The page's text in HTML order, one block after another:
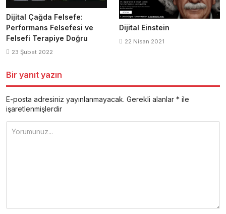
Dijital Çağda Felsefe:
Performans Felsefesi ve
Felsefi Terapiye Doğru
23 Şubat 2022
Dijital Einstein
22 Nisan 2021
Bir yanıt yazın
E-posta adresiniz yayınlanmayacak. Gerekli alanlar * ile
işaretlenmişlerdir